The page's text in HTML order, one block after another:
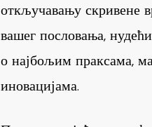
откључавању скривене
вашег пословања,
о најбољим праксама,
иновацијама.